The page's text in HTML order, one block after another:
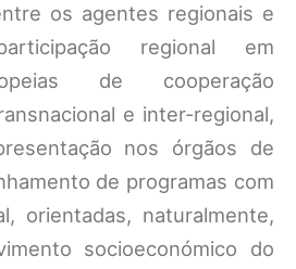
os agentes regionais e
regional em
de cooperação
e inter-regional,
nos órgãos de
de programas com
orientadas, naturalmente,
socioeconómico do